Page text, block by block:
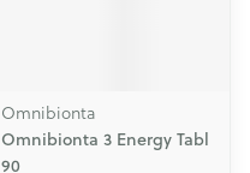
Omnibionta
Omnibionta 3 Energy Tabl
90